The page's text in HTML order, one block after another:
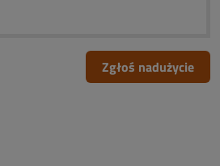
Zgłoś nadużycie